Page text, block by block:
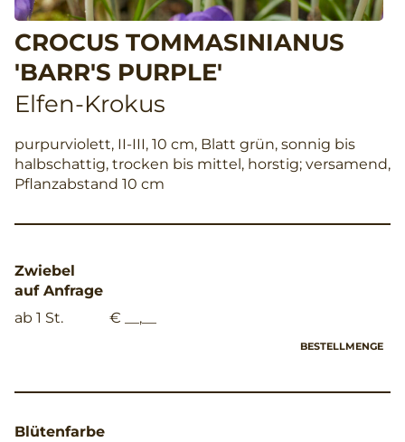
CROCUS TOMMASINIANUS
'BARR'S PURPLE'
Elfen-Krokus
purpurviolett, II-III, 10 cm, Blatt grün, sonnig bis
halbschattig, trocken bis mittel, horstig; versamend,
Pflanzabstand 10 cm
Zwiebel
auf Anfrage
ab 1 St.
€ __,__
BESTELLMENGE
Blütenfarbe